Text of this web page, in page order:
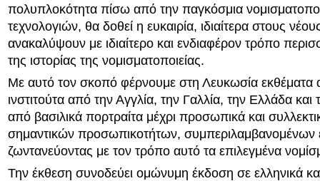
πολυπλοκότητα πίσω από την παγκόσμια
τεχνολογιών, θα δοθεί η ευκαιρία, ιδιαίτερα στους
ανακαλύψουν με ιδιαίτερο και ενδιαφέρον τρόπο
της ιστορίας της νομισματοποιείας.
Με αυτό τον σκοπό φέρνουμε στη Λευκωσία εκθέματα
ινστιτούτα από την Αγγλία, την Γαλλία, την Ελλάδα και
από βασιλικά πορτραίτα μέχρι προσωπικά και
σημαντικών προσωπικοτήτων, συμπεριλαμβανομένων
ζωντανεύοντας με τον τρόπο αυτό τα επιλεγμένα
Την έκθεση συνοδεύει ομώνυμη έκδοση σε ελληνικά